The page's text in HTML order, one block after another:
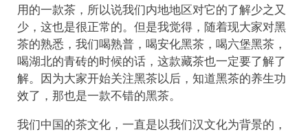
用的一款茶，所以说我们内地地区对它的了解少之又
少，这也是很正常的。但是我觉得，随着现大家对黑
茶的熟悉，我们喝熟普，喝安化黑茶，喝六堡黑茶，
喝湖北的青砖的时候的话，这款藏茶也一定要了解了
解。因为大家开始关注黑茶以后，知道黑茶的养生功
效了，那也是一款不错的黑茶。
我们中国的茶文化，一直是以我们汉文化为背景的，